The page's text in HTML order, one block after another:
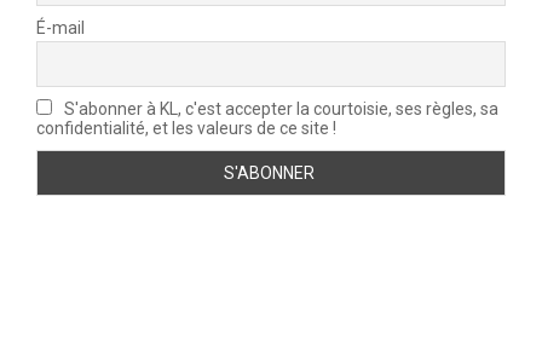
É-mail
S'abonner à KL, c'est accepter la courtoisie, ses règles, sa
confidentialité, et les valeurs de ce site !